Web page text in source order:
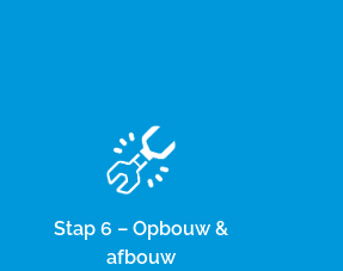
Stap 6 – Opbouw &
afbouw